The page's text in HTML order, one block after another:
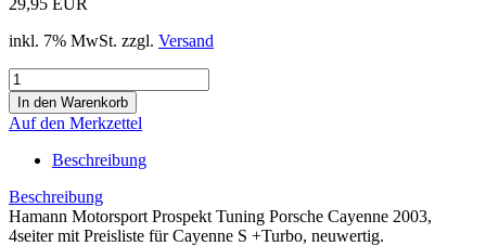
inkl. 7% MwSt. zzgl. Versand
Auf den Merkzettel
Beschreibung
Beschreibung
Hamann Motorsport Prospekt Tuning Porsche Cayenne 2003,
4seiter mit Preisliste für Cayenne S +Turbo, neuwertig.